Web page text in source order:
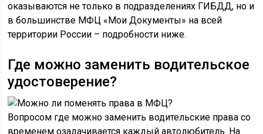
оказываются не только в подразделениях ГИБДД, но и
в большинстве МФЦ «Мои Документы» на всей
территории России – подробности ниже.
Где можно заменить водительское
удостоверение?
Вопросом где можно заменить водительские права со
временем озадачивается каждый автолюбитель. На